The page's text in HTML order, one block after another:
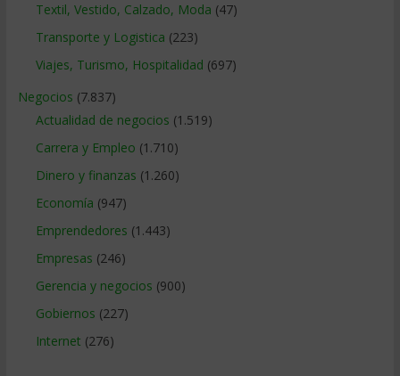
Textil, Vestido, Calzado, Moda (47)
Transporte y Logistica (223)
Viajes, Turismo, Hospitalidad (697)
Negocios (7.837)
Actualidad de negocios (1.519)
Carrera y Empleo (1.710)
Dinero y finanzas (1.260)
Economía (947)
Emprendedores (1.443)
Empresas (246)
Gerencia y negocios (900)
Gobiernos (227)
Internet (276)